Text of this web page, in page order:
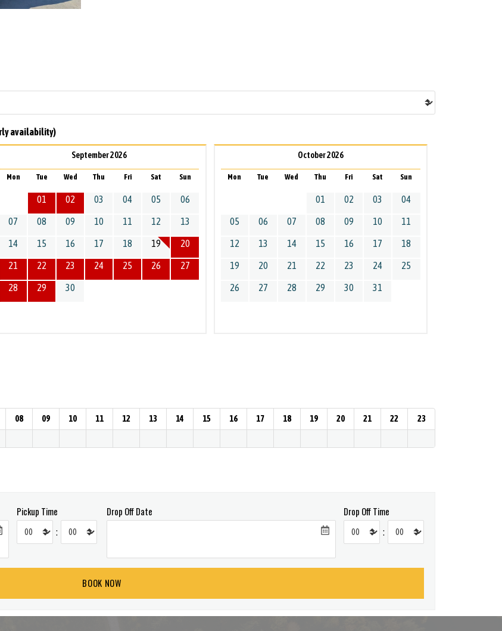
availability)
September 2026
Mon Tue Wed Thu Fri Sat Sun
01 02 03 04 05 06
07 08 09 10 11 12 13
14 15 16 17 18 19 20
21 22 23 24 25 26 27
28 29 30
October 2026
Mon Tue Wed Thu Fri Sat Sun
01 02 03 04
05 06 07 08 09 10 11
12 13 14 15 16 17 18
19 20 21 22 23 24 25
26 27 28 29 30 31
08 09 10 11 12 13 14 15 16 17 18 19 20 21 22 23
Pickup Time
:
Drop Off Date Drop Off Time
: